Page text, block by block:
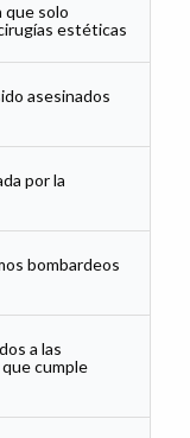
que solo
estéticas
asesinados
por la
bombardeos
a las
cumple